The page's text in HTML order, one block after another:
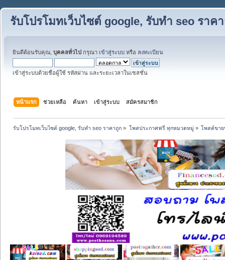
รับโปรโมทเว็บไซต์ google, รับทำ seo ราค
ยินดีต้อนรับคุณ, บุคคลทั่วไป กรุณา เข้าสู่ระบบ หรือ ลงทะเบียน
เข้าสู่ระบบด้วยชื่อผู้ใช้ รหัสผ่าน และระยะเวลาในเซสชั่น
หน้าแรก ช่วยเหลือ ค้นหา เข้าสู่ระบบ สมัครสมาชิก
รับโปรโมทเว็บไซต์ google, รับทำ seo ราคาถูก » โพสประกาศฟรี ทุกหมวดหมู่» โพสต์ขาย